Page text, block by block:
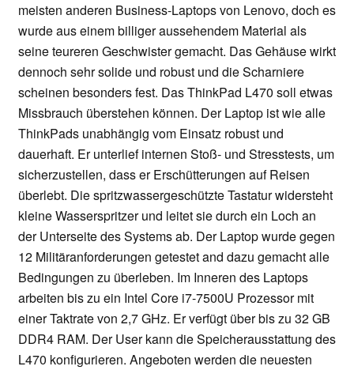
meisten anderen Business-Laptops von Lenovo, doch es
wurde aus einem billiger aussehendem Material als
seine teureren Geschwister gemacht. Das Gehäuse wirkt
dennoch sehr solide und robust und die Scharniere
scheinen besonders fest. Das ThinkPad L470 soll etwas
Missbrauch überstehen können. Der Laptop ist wie alle
ThinkPads unabhängig vom Einsatz robust und
dauerhaft. Er unterlief internen Stoß- und Stresstests, um
sicherzustellen, dass er Erschütterungen auf Reisen
überlebt. Die spritzwassergeschützte Tastatur widersteht
kleine Wasserspritzer und leitet sie durch ein Loch an
der Unterseite des Systems ab. Der Laptop wurde gegen
12 Militäranforderungen getestet and dazu gemacht alle
Bedingungen zu überleben. Im Inneren des Laptops
arbeiten bis zu ein Intel Core i7-7500U Prozessor mit
einer Taktrate von 2,7 GHz. Er verfügt über bis zu 32 GB
DDR4 RAM. Der User kann die Speicherausstattung des
L470 konfigurieren. Angeboten werden die neuesten